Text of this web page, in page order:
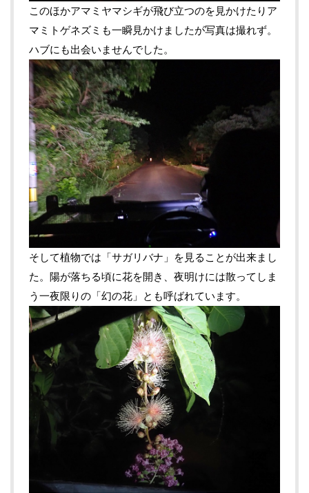
このほかアマミヤマシギが飛び立つのを見かけたりア
マミトゲネズミも一瞬見かけましたが写真は撮れず。
ハブにも出会いませんでした。
そして植物では「サガリバナ」を見ることが出来まし
た。陽が落ちる頃に花を開き、夜明けには散ってしま
う一夜限りの「幻の花」とも呼ばれています。